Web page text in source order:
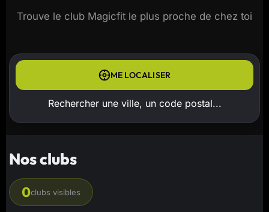
Trouve le club Magicfit le plus proche de chez toi
ME LOCALISER
Nos clubs
0clubs visibles